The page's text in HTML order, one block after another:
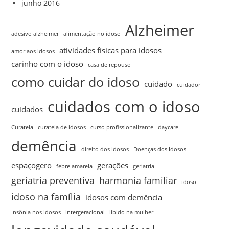
junho 2016
adesivo alzheimer alimentação no idoso Alzheimer
amor aos idosos
atividades físicas para idosos
carinho com o idoso
casa de repouso
como cuidar do idoso cuidado cuidador
cuidados cuidados com o idoso
Curatela curatela de idosos curso profissionalizante daycare
demência direito dos idosos Doenças dos Idosos
espaçogero febre amarela gerações geriatria
geriatria preventiva harmonia familiar idoso
idoso na família idosos com demência
Insônia nos idosos intergeracional libido na mulher